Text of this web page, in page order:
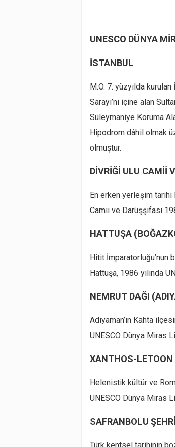
UNESCO DÜNYA
İSTANBUL
M.Ö. 7. yüzyılda
Sarayı’nı içine alan
Süleymaniye Koruma
Hipodrom dâhil olmak
olmuştur.
DİVRİĞİ ULU CAMİİ
En erken yerleşim tarihi
Camii ve Darüşşifası
HATTUŞA
Hitit İmparatorluğu’nun
Hattuşa, 1986 yılında
NEMRUT DAĞI
Adıyaman’ın Kahta
UNESCO Dünya Miras
XANTHOS-
Helenistik kültür ve
UNESCO Dünya Miras
SAFRANBOLU
Türk kentsel tarihinin